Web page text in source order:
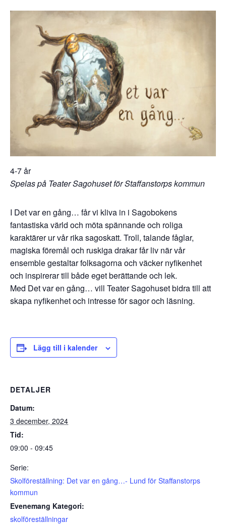
4-7 år
Spelas på Teater Sagohuset för Staffanstorps kommun
I Det var en gång… får vi kliva in i Sagobokens
fantastiska värld och möta spännande och roliga
karaktärer ur vår rika sagoskatt. Troll, talande fåglar,
magiska föremål och ruskiga drakar får liv när vår
ensemble gestaltar folksagorna och väcker nyfikenhet
och inspirerar till både eget berättande och lek.
Med Det var en gång… vill Teater Sagohuset bidra till att
skapa nyfikenhet och intresse för sagor och läsning.
Lägg till i kalender
DETALJER
Datum:
3 december, 2024
Tid:
09:00 - 09:45
Serie:
Skolföreställning: Det var en gång…- Lund för Staffanstorps
kommun
Evenemang Kategori:
skolföreställningar